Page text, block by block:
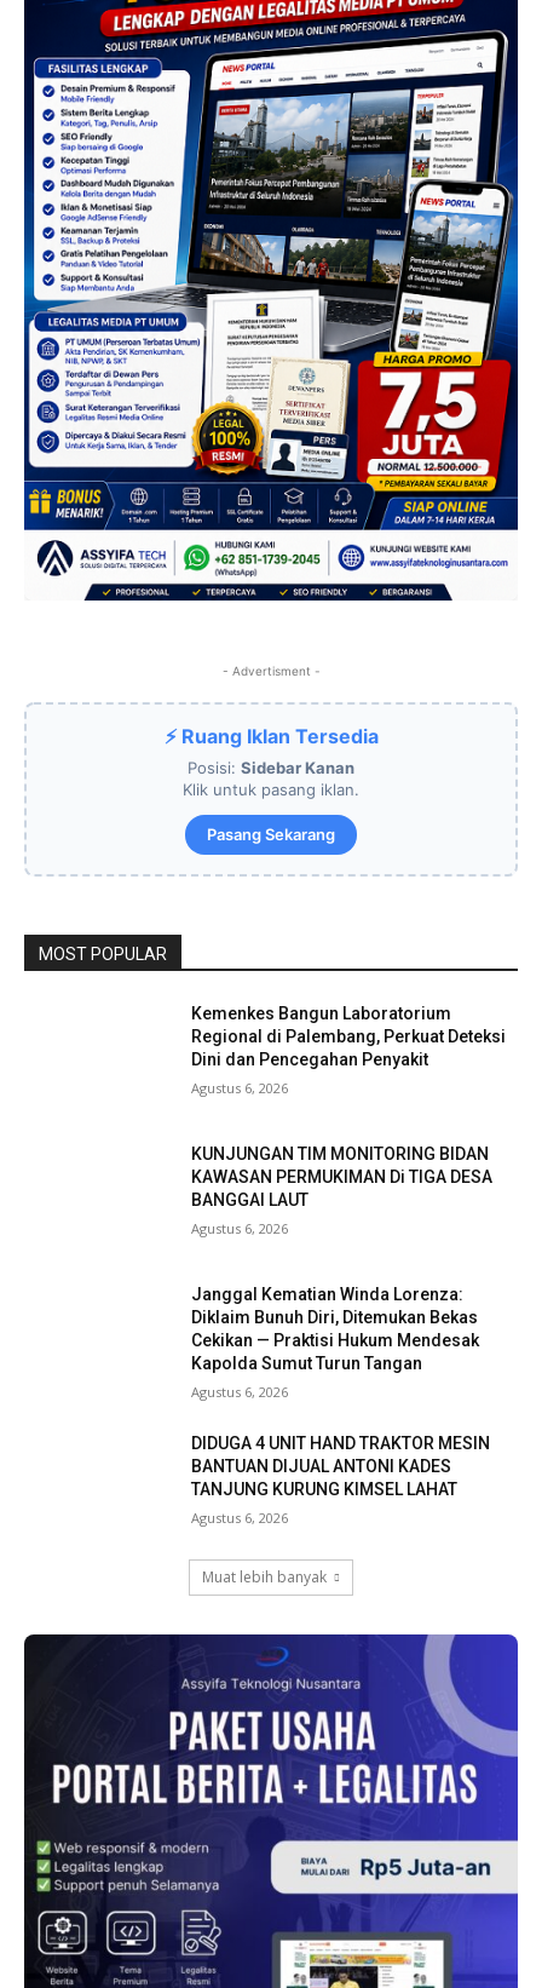
- Advertisment -
⚡ Ruang Iklan Tersedia
Posisi: Sidebar Kanan
Klik untuk pasang iklan.
Pasang Sekarang
MOST POPULAR
Kemenkes Bangun Laboratorium
Regional di Palembang, Perkuat Deteksi
Dini dan Pencegahan Penyakit
Agustus 6, 2026
KUNJUNGAN TIM MONITORING BIDAN
KAWASAN PERMUKIMAN Di TIGA DESA
BANGGAI LAUT
Agustus 6, 2026
Janggal Kematian Winda Lorenza:
Diklaim Bunuh Diri, Ditemukan Bekas
Cekikan — Praktisi Hukum Mendesak
Kapolda Sumut Turun Tangan
Agustus 6, 2026
DIDUGA 4 UNIT HAND TRAKTOR MESIN
BANTUAN DIJUAL ANTONI KADES
TANJUNG KURUNG KIMSEL LAHAT
Agustus 6, 2026
Muat lebih banyak